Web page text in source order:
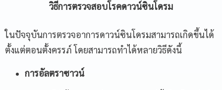
วิธีการตรวจสอบโรคดาวน์ซินโดรม
ในปัจจุบันการตรวจอาการดาวน์ซินโดรมสามารถเกิดขึ้นได้
ตั้งแต่ตอนตั้งครรภ์ โดยสามารถทำได้หลายวิธีดังนี้
การอัลตราซาวน์